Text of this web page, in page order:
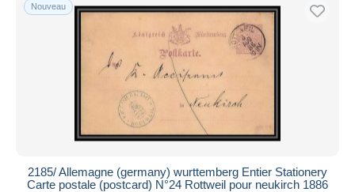
Nouveau
2185/ Allemagne (germany) wurttemberg Entier Stationery
Carte postale (postcard) N°24 Rottweil pour neukirch 1886